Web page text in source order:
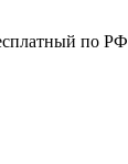
по РФ